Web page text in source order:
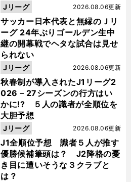
った
サッカー日本代表と無縁のＪリ
ーグ 24年ぶりゴールデン生中
継の開幕戦でヘタな試合は見せ
られない
2026.08.06更新
Jリーグ
秋春制が導入されたJ1リーグ2
026－27シーズンの行方はい
かに!? ５人の識者が全順位を
大胆予想
2026.08.06更新
Jリーグ
J1全順位予想 識者５人が推す
優勝候補筆頭は？ J2降格の憂
き目に遭いそうな３クラブと
は？
2026.08.06更新
Jリーグ